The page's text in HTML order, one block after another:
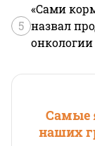
5
«Сами
назвал
онкологии
Самые
наших